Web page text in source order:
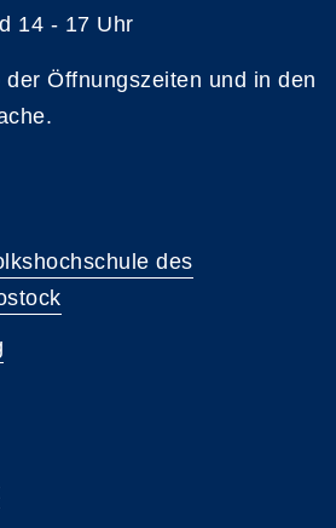
14 - 17 Uhr
Öffnungszeiten und in den
des